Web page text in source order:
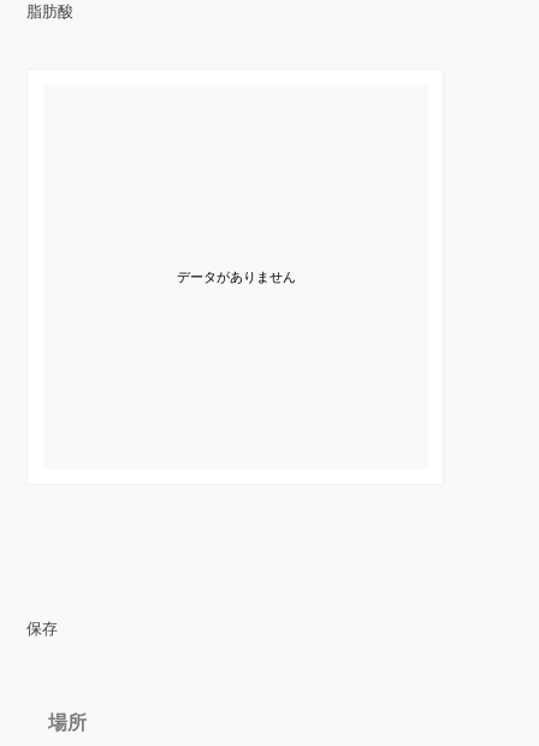
脂肪酸
データがありません
保存
場所